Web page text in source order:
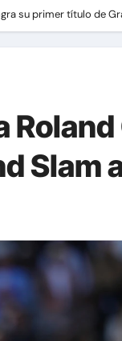
su primer título de
Slam